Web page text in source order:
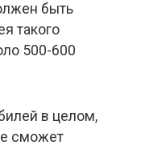
быть
такого
500-600
в целом,
сможет